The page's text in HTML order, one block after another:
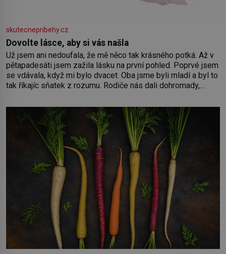
skutecnepribehy.cz
Dovolte lásce, aby si vás našla
Už jsem ani nedoufala, že mě něco tak krásného potká. Až v
pětapadesáti jsem zažila lásku na první pohled. Poprvé jsem
se vdávala, když mi bylo dvacet. Oba jsme byli mladí a byl to
tak říkajíc sňatek z rozumu. Rodiče nás dali dohromady,
oběma moc nesvědčilo, brzy jsme zjistili, že